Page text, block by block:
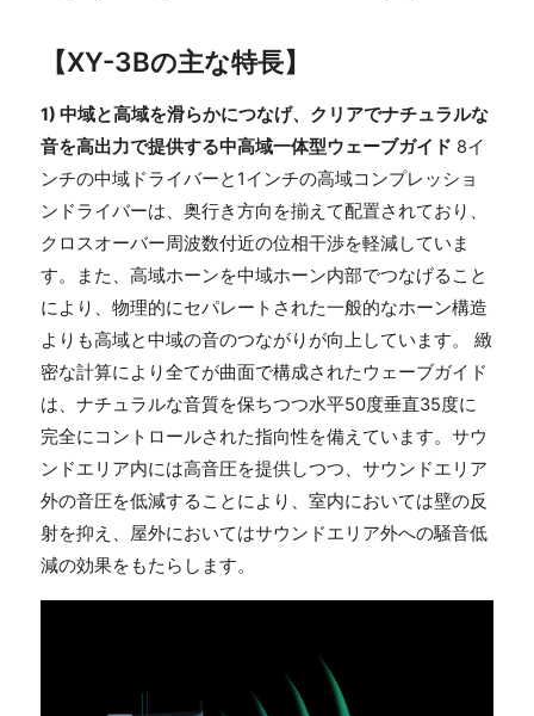
【XY-3Bの主な特長】
1) 中域と高域を滑らかにつなげ、クリアでナチュラルな
音を高出力で提供する中高域一体型ウェーブガイド 8イ
ンチの中域ドライバーと1インチの高域コンプレッショ
ンドライバーは、奥行き方向を揃えて配置されており、
クロスオーバー周波数付近の位相干渉を軽減していま
す。また、高域ホーンを中域ホーン内部でつなげること
により、物理的にセパレートされた一般的なホーン構造
よりも高域と中域の音のつながりが向上しています。 緻
密な計算により全てが曲面で構成されたウェーブガイド
は、ナチュラルな音質を保ちつつ水平50度垂直35度に
完全にコントロールされた指向性を備えています。サウ
ンドエリア内には高音圧を提供しつつ、サウンドエリア
外の音圧を低減することにより、室内においては壁の反
射を抑え、屋外においてはサウンドエリア外への騒音低
減の効果をもたらします。